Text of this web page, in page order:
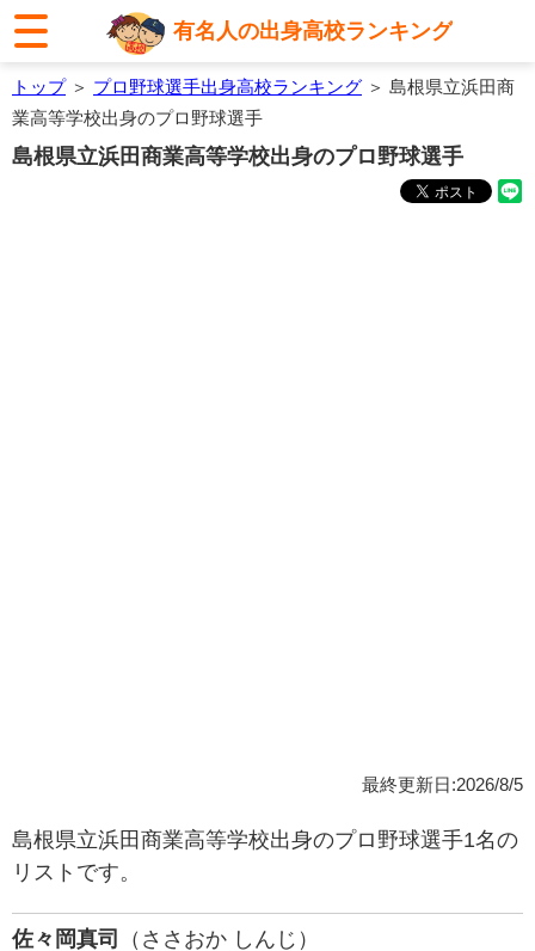
有名人の出身高校ランキング
トップ＞ プロ野球選手出身高校ランキング ＞ 島根県立浜田商
業高等学校出身のプロ野球選手
島根県立浜田商業高等学校出身のプロ野球選手
最終更新日:2026/8/5
島根県立浜田商業高等学校出身のプロ野球選手1名の
リストです。
佐々岡真司
（ささおか しんじ）